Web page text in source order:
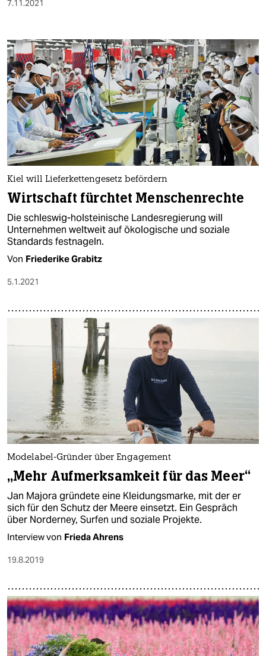
7.11.2021
Kiel will Lieferkettengesetz befördern
Wirtschaft fürchtet Menschenrechte
Die schleswig-holsteinische Landesregierung will
Unternehmen weltweit auf ökologische und soziale
Standards festnageln.
Von Friederike Grabitz
5.1.2021
Modelabel-Gründer über Engagement
„Mehr Aufmerksamkeit für das Meer“
Jan Majora gründete eine Kleidungsmarke, mit der er
sich für den Schutz der Meere einsetzt. Ein Gespräch
über Norderney, Surfen und soziale Projekte.
Interview von Frieda Ahrens
19.8.2019